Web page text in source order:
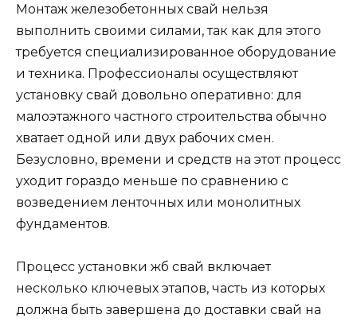
Монтаж железобетонных свай нельзя
выполнить своими силами, так как для этого
требуется специализированное оборудование
и техника. Профессионалы осуществляют
установку свай довольно оперативно: для
малоэтажного частного строительства обычно
хватает одной или двух рабочих смен.
Безусловно, времени и средств на этот процесс
уходит гораздо меньше по сравнению с
возведением ленточных или монолитных
фундаментов.
Процесс установки жб свай включает
несколько ключевых этапов, часть из которых
должна быть завершена до доставки свай на